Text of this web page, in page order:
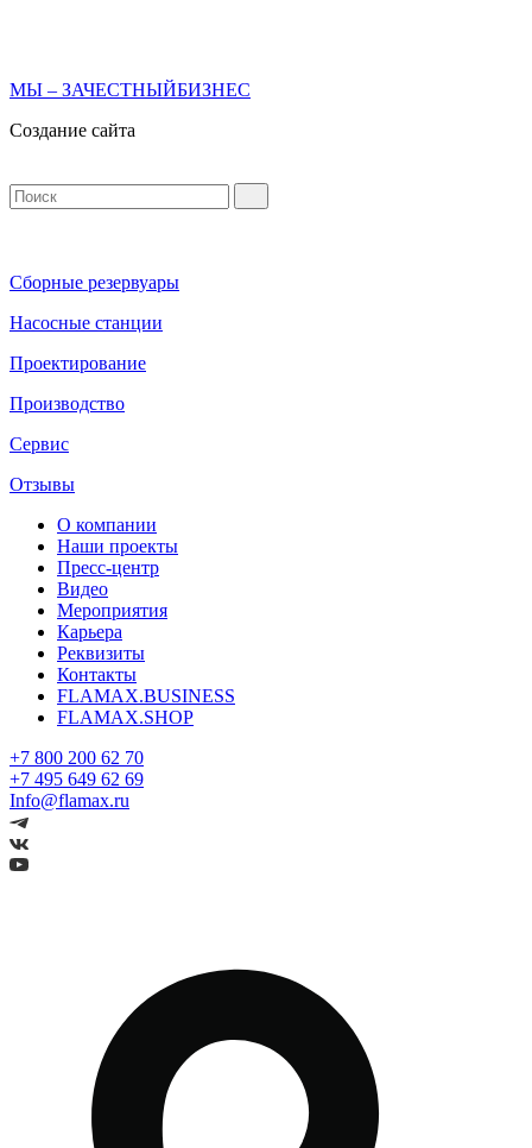
МЫ – ЗАЧЕСТНЫЙБИЗНЕС
Создание сайта
Сборные резервуары
Насосные станции
Проектирование
Производство
Сервис
Отзывы
О компании
Наши проекты
Пресс-центр
Видео
Мероприятия
Карьера
Реквизиты
Контакты
FLAMAX.BUSINESS
FLAMAX.SHOP
+7 800 200 62 70
+7 495 649 62 69
Info@flamax.ru